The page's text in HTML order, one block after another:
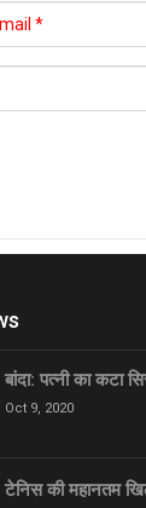
बांदा: पत्नी का कटा
Oct 9, 2020
टेनिस की महानतम